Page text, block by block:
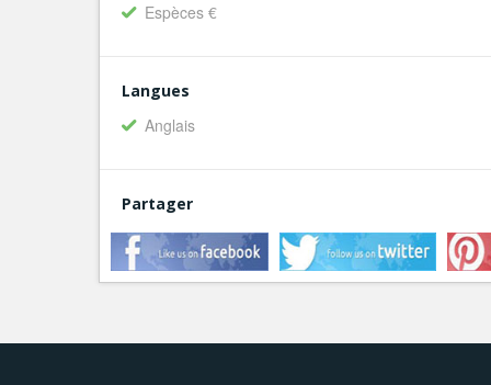
Espèces €
Langues
Anglais
Partager